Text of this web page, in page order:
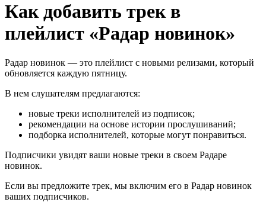
Как добавить трек в
плейлист «Радар новинок»
Радар новинок — это плейлист с новыми релизами, который
обновляется каждую пятницу.
В нем слушателям предлагаются:
новые треки исполнителей из подписок;
рекомендации на основе истории прослушиваний;
подборка исполнителей, которые могут понравиться.
Подписчики увидят ваши новые треки в своем Радаре
новинок.
Если вы предложите трек, мы включим его в Радар новинок
ваших подписчиков.